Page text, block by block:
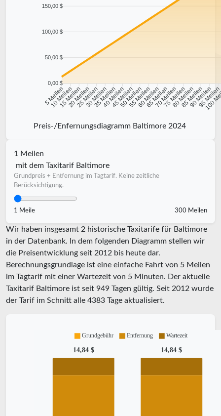
150,00 $
100,00 $
50,00 $
0,00 $
5 Meilen
10 Meilen
15 Meilen
20 Meilen
25 Meilen
30 Meilen
35 Meilen
40 Meilen
45 Meilen
50 Meilen
55 Meilen
60 Meilen
65 Meilen
70 Meilen
75 Meilen
80 Meilen
85 Meilen
90 Meilen
95 Meilen
100
Preis-/Enfernungsdiagramm Baltimore 2024
1 Meilen
mit dem Taxitarif Baltimore
Grundpreis + Entfernung im Tagtarif. Keine zeitliche
Berücksichtigung.
1 Meile 300 Meilen
Wir haben insgesamt 2 historische Taxitarife für Baltimore
in der Datenbank. In dem folgenden Diagramm stellen wir
die Preisentwicklung seit 2012 bis heute dar.
Berechnungsgrundlage ist eine einfache Fahrt von 5 Meilen
im Tagtarif mit einer Wartezeit von 5 Minuten. Der aktuelle
Taxitarif Baltimore ist seit 949 Tagen gültig. Seit 2012 wurde
der Tarif im Schnitt alle 4383 Tage aktualisiert.
14,84 $ 14,84 $
Grundgebühr Entfernung Wartezeit